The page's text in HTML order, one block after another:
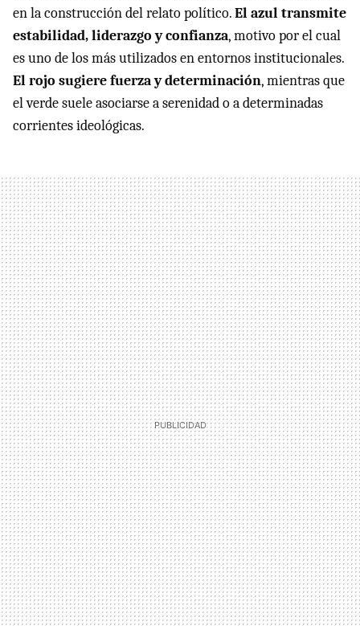
en la construcción del relato político.El azul transmite
estabilidad, liderazgo y confianza, motivo por el cual
es uno de los más utilizados en entornos institucionales.
El rojo sugiere fuerza y determinación, mientras que
el verde suele asociarse a serenidad o a determinadas
corrientes ideológicas.